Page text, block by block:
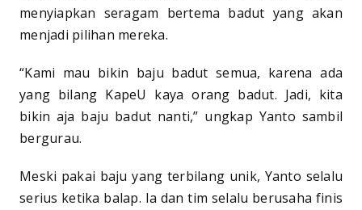
menyiapkan seragam bertema badut yang akan
menjadi pilihan mereka.
“Kami mau bikin baju badut semua, karena ada
yang bilang KapeU kaya orang badut. Jadi, kita
bikin aja baju badut nanti,” ungkap Yanto sambil
bergurau.
Meski pakai baju yang terbilang unik, Yanto selalu
serius ketika balap. Ia dan tim selalu berusaha finis